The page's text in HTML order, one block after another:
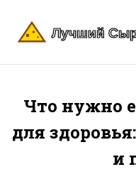
Что нужно
для
и